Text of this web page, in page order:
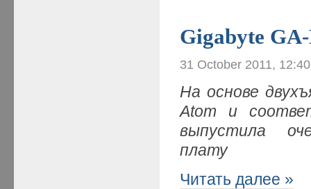
Gigabyte
31 October 2011,
На основе
Atom и
выпустила
плату
Читать далее »